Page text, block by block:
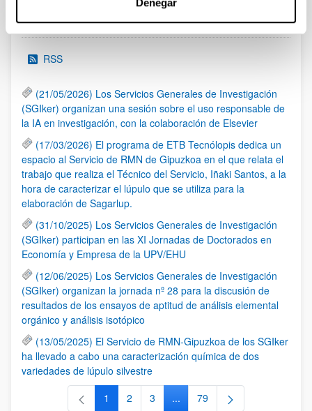
Denegar
Noticias
RSS
(21/05/2026) Los Servicios Generales de Investigación
(SGIker) organizan una sesión sobre el uso responsable de
la IA en investigación, con la colaboración de Elsevier
(17/03/2026) El programa de ETB Tecnólopis dedica un
espacio al Servicio de RMN de Gipuzkoa en el que relata el
trabajo que realiza el Técnico del Servicio, Iñaki Santos, a la
hora de caracterizar el lúpulo que se utiliza para la
elaboración de Sagarlup.
(31/10/2025) Los Servicios Generales de Investigación
(SGIker) participan en las XI Jornadas de Doctorados en
Economía y Empresa de la UPV/EHU
(12/06/2025) Los Servicios Generales de Investigación
(SGIker) organizan la jornada nº 28 para la discusión de
resultados de los ensayos de aptitud de análisis elemental
orgánico y análisis isotópico
(13/05/2025) El Servicio de RMN-Gipuzkoa de los SGIker
ha llevado a cabo una caracterización química de dos
variedades de lúpulo silvestre
Página
1 Página
2 Página
3 ...Páginas intermedias Use TAB
Página
79